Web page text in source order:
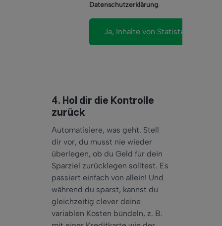
Datenschutzerklärung.
4. Hol dir die Kontrolle
zurück
Automatisiere, was geht. Stell
dir vor, du musst nie wieder
überlegen, ob du Geld für dein
Sparziel zurücklegen solltest. Es
passiert einfach von allein! Und
während du sparst, kannst du
gleichzeitig clever deine
variablen Kosten bündeln, z. B.